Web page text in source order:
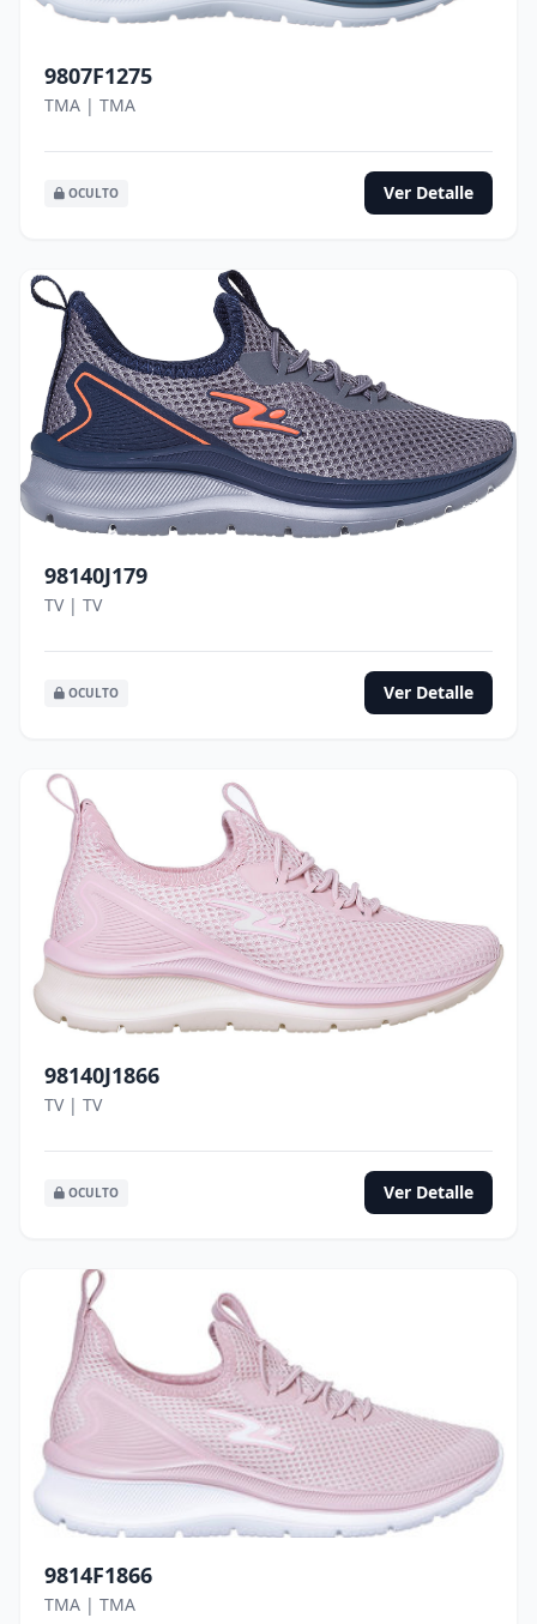
9807F1275
TMA | TMA
OCULTO Ver Detalle
98140J179
TV | TV
OCULTO Ver Detalle
98140J1866
TV | TV
OCULTO Ver Detalle
9814F1866
TMA | TMA